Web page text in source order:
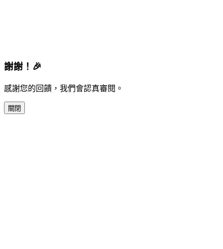
謝謝！🎉
感謝您的回饋，我們會認真審閱。
關閉